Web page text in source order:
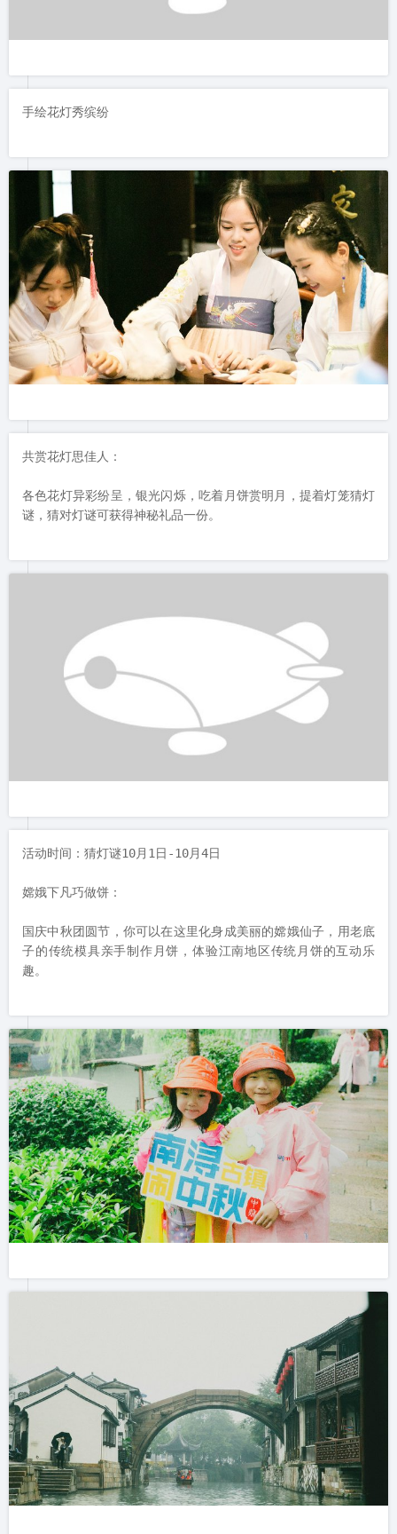
手绘花灯秀缤纷
共赏花灯思佳人：
各色花灯异彩纷呈，银光闪烁，吃着月饼赏明月，提着灯笼猜灯
谜，猜对灯谜可获得神秘礼品一份。
活动时间：猜灯谜10月1日-10月4日
嫦娥下凡巧做饼：
国庆中秋团圆节，你可以在这里化身成美丽的嫦娥仙子，用老底
子的传统模具亲手制作月饼，体验江南地区传统月饼的互动乐
趣。